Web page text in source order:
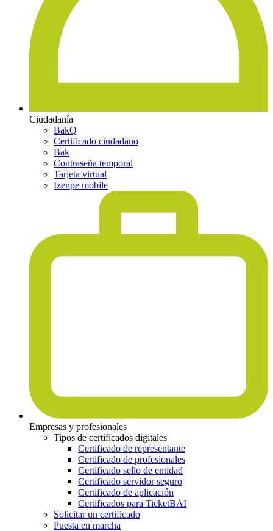
Ciudadanía
BakQ
Certificado ciudadano
Bak
Contraseña temporal
Tarjeta virtual
Izenpe mobile
Empresas y profesionales
Tipos de certificados digitales
Certificado de representante
Certificado de profesionales
Certificado sello de entidad
Certificado servidor seguro
Certificado de aplicación
Certificados para TicketBAI
Solicitar un certificado
Puesta en marcha